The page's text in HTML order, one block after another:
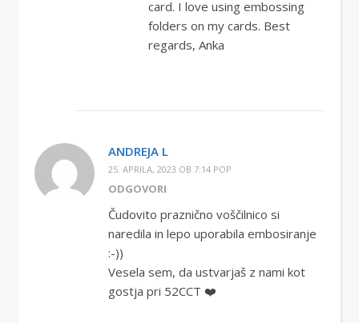
card. I love using embossing
folders on my cards. Best
regards, Anka
ANDREJA L
25. APRILA, 2023 OB 7:14 POP
ODGOVORI
Čudovito praznično voščilnico si
naredila in lepo uporabila embosiranje
:-))
Vesela sem, da ustvarjaš z nami kot
gostja pri 52CCT ❤️